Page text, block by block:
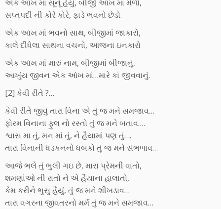
એક આંખ માં સૂનૂં હૈયું, બીજી આંખ માં મેળો,
સપ્તપદી ની કોરે કોરે, ફાડે ભવનો છેડો.
એક આંખ માં ભવનો સાથ, બીજીમાં જાકારો,
કાલે દીધેલા સાથના વચનો, આજના ઇનકારો
એક આંખ માં મારું નામ, બીજીમાં બીજાનું,
આખુંય જીવન એક આંખ માં…મારે કાં જીવવાનું.
[2] કેવી રીતે ?…
કેવી રીતે જીવું તારા વિના એ તું જ મને સમજાવ…
ફોરમ વિનાના ફુલ નો રસ્તો તું જ મને બતાવ….
શ્વાસ મા તું, મન માં તું, ને હૈયામાં પણ તું….
તારા વિનાની ધડકનનો ધબકો તું જ મને સંભળાવ…
આજે ભલે તું ભુલી ગઇ છે, મારા પ્રેમની વાતો,
શમણાંઓ ની રાતો ને એ હૈયાના હાલાતો,
કેમ કરીને ભુસુ હૈયું, તું જ મને શીખડાવ…
તારા વગરના જીવતરનો મર્મ તું જ મને સમજાવ…